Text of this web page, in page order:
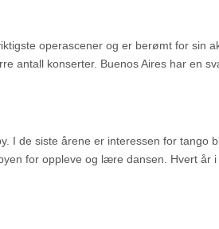
operascener og er berømt for sin
antall konserter. Buenos Aires har en
I de siste årene er interessen for tango
for oppleve og lære dansen. Hvert